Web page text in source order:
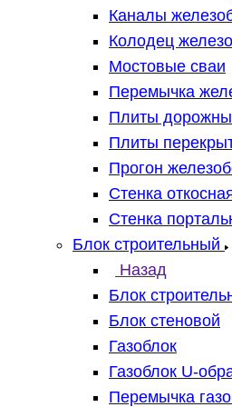
Каналы
Колодец
Мостовые сваи
Перемычка
Плиты
Плиты
Прогон
Стенка
Стенка
Блок строительный
Назад
Блок
Блок стеновой
Газоблок
Газоблок U-
Перемычка